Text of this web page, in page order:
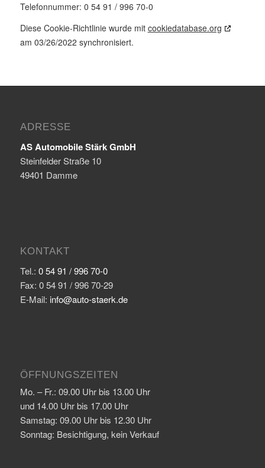
Telefonnummer: 0 54 91 / 996 70-0
Diese Cookie-Richtlinie wurde mit cookiedatabase.org
am 03/26/2022 synchronisiert.
ADRESSE
AS Automobile Stärk GmbH
Steinfelder Straße 10
49401 Damme
KONTAKT
Tel.: 0 54 91 / 996 70-0
Fax: 0 54 91 / 996 70-29
E-Mail: info@auto-staerk.de
ÖFFNUNGSZEITEN
Mo. – Fr.: 09.00 Uhr bis 13.00 Uhr
und 14.00 Uhr bis 17.00 Uhr
Samstag: 09.00 Uhr bis 12.30 Uhr
Sonntag: Besichtigung, kein Verkauf